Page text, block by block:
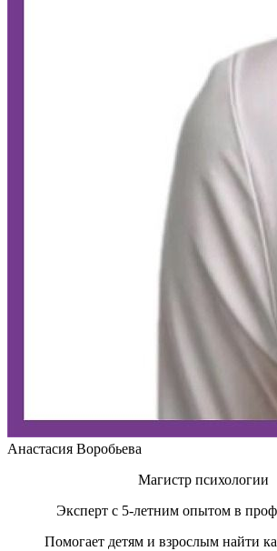
Анастасия Воробьева
Магистр психологии
Эксперт с 5-летним опытом в
Помогает детям и взрослым найти